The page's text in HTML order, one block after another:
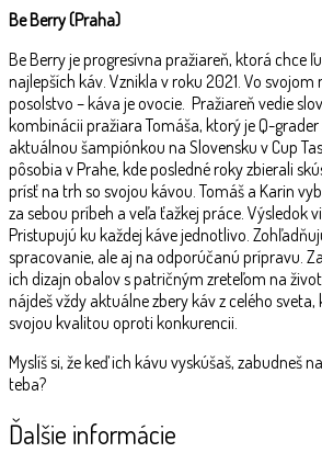
Be Berry (Praha)
Be Berry je progresívna pražiareň, ktorá chce
najlepších káv. Vznikla v roku 2021. Vo
posolstvo – káva je ovocie. Pražiareň vedie
kombinácii pražiara Tomáša, ktorý je Q-
aktuálnou šampiónkou na Slovensku v Cup
pôsobia v Prahe, kde posledné roky zbierali
prísť na trh so svojou kávou. Tomáš a Karin
za sebou príbeh a veľa ťažkej práce. Výsledok
Pristupujú ku každej káve jednotlivo.
spracovanie, ale aj na odporúčanú prípravu.
ich dizajn obalov s patričným zreteľom na
nájdeš vždy aktuálne zbery káv z celého
svojou kvalitou oproti konkurencii.
Myslíš si, že keď ich kávu vyskúšaš, zabudneš
teba?
Ďalšie informácie